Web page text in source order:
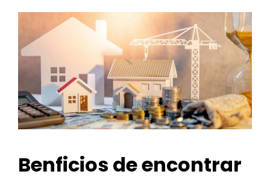
Benficios de encontrar